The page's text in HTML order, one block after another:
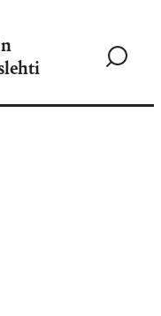
Siirry